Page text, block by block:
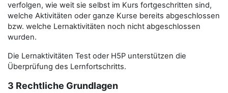
verfolgen, wie weit sie selbst im Kurs fortgeschritten sind,
welche Aktivitäten oder ganze Kurse bereits abgeschlossen
bzw. welche Lernaktivitäten noch nicht abgeschlossen
wurden.
Die Lernaktivitäten Test oder H5P unterstützen die
Überprüfung des Lernfortschritts.
3 Rechtliche Grundlagen